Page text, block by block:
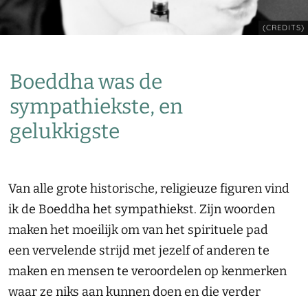
(CREDITS)
Boeddha was de
sympathiekste, en
gelukkigste
Van alle grote historische, religieuze figuren vind
ik de Boeddha het sympathiekst. Zijn woorden
maken het moeilijk om van het spirituele pad
een vervelende strijd met jezelf of anderen te
maken en mensen te veroordelen op kenmerken
waar ze niks aan kunnen doen en die verder